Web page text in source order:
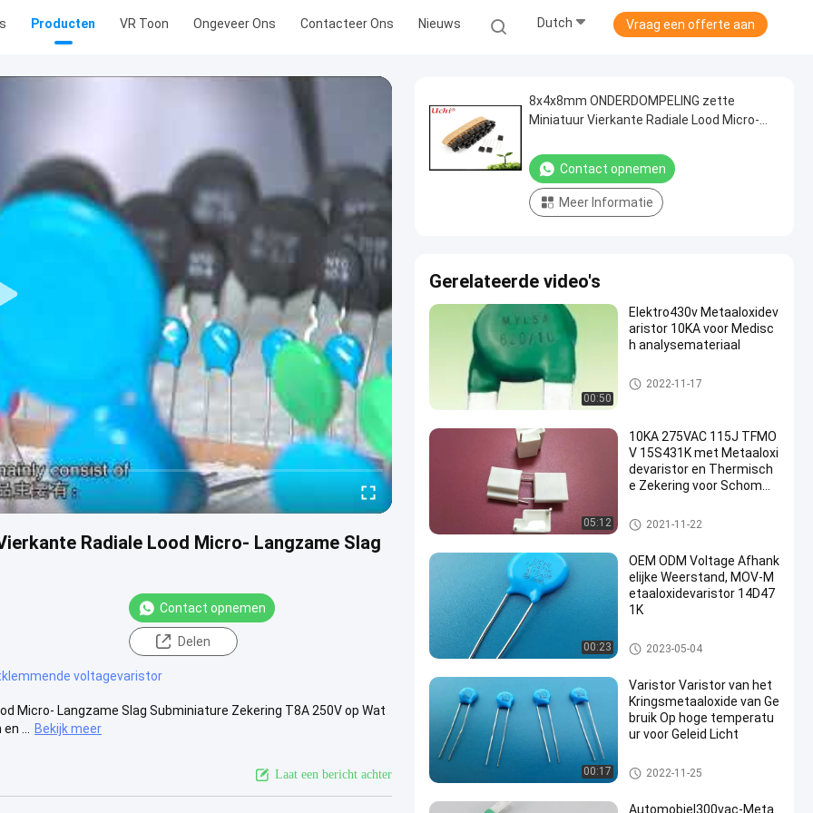
Producten VR Toon Ongeveer Ons Contacteer Ons Nieuws Dutch Vraag een offerte aan
Radiale Lood Micro- Langzame Slag
Contact opnemen
Delen
voltagevaristor
Micro- Langzame Slag Subminiature Zekering T8A 250V op Wat
...
Bekijk meer
Laat een bericht achter
8x4x8mm ONDERDOMPELING zette
Miniatuur Vierkante Radiale Lood Micro-
T8A 250V op
Contact opnemen
Meer Informatie
Gerelateerde video's
00:50
Elektro430v Metaaloxidev
aristor 10KA voor Medisc
h analysemateriaal
Metaaloxidevaristor
2022-11-17
05:12
10KA 275VAC 115J TFMO
V 15S431K met Metaaloxi
devaristor en Thermisch
e Zekering voor Schomm
Metaaloxidevaristor
2021-11-22
00:23
OEM ODM Voltage Afhank
elijke Weerstand, MOV-M
etaaloxidevaristor 14D47
1K
Metaaloxidevaristor
2023-05-04
00:17
Varistor Varistor van het
Kringsmetaaloxide van Ge
bruik Op hoge temperatu
ur voor Geleid Licht
Metaaloxidevaristor
2022-11-25
Automobiel300vac-Meta